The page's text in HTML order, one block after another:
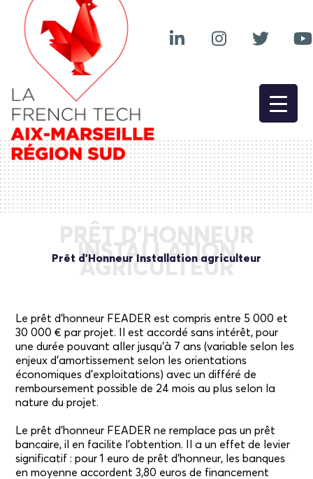
PRÊT D’HONNEUR
INSTALLATION
AGRICULTEUR
Prêt d’Honneur Installation agriculteur
Le prêt d’honneur FEADER est compris entre 5 000 et
30 000 € par projet. Il est accordé sans intérêt, pour
une durée pouvant aller jusqu’à 7 ans (variable selon les
enjeux d’amortissement selon les orientations
économiques d’exploitations) avec un différé de
remboursement possible de 24 mois au plus selon la
nature du projet.
Le prêt d’honneur FEADER ne remplace pas un prêt
bancaire, il en facilite l’obtention. Il a un effet de levier
significatif : pour 1 euro de prêt d’honneur, les banques
en moyenne accordent 3,80 euros de financement